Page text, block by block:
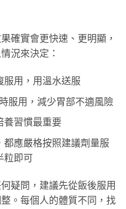
確實會更快速、更明顯，
況來決定：
服用，用溫水送服
服用，減少胃部不適風險
養習慣最重要
都應嚴格按照建議劑量服
粒即可
疑問，建議先從飯後服用
。每個人的體質不同，找